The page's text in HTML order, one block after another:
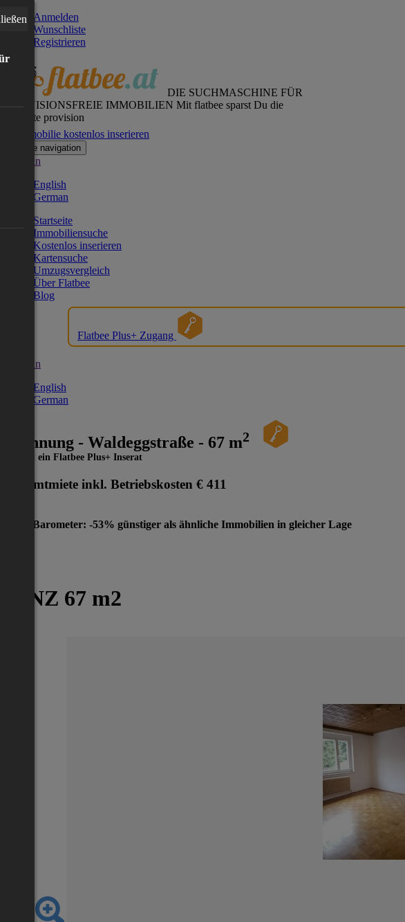
Anmelden
Wunschliste
Registrieren
DIE SUCHMASCHINE FÜR
PROVISIONSFREIE IMMOBILIEN Mit flatbee sparst Du die
gesamte provision
Immobilie kostenlos inserieren
Toggle navigation
German
English
German
Startseite
Immobiliensuche
Kostenlos inserieren
Kartensuche
Umzugsvergleich
Über Flatbee
Blog
Flatbee Plus+ Zugang
German
English
German
Wohnung - Waldeggstraße - 67 m2
Dies ist ein Flatbee Plus+ Inserat
Gesamtmiete inkl. Betriebskosten € 411
Preis-Barometer: -53% günstiger als ähnliche Immobilien in gleicher Lage
LINZ 67 m2